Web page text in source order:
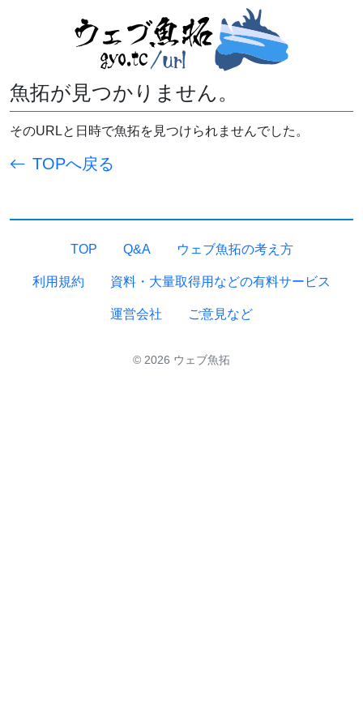
魚拓が見つかりません。
そのURLと日時で魚拓を見つけられませんでした。
TOPへ戻る
TOP Q&A ウェブ魚拓の考え方
利用規約 資料・大量取得用などの有料サービス
運営会社 ご意見など
© 2026 ウェブ魚拓